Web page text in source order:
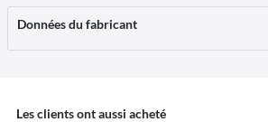
Données du fabricant
Les clients ont aussi acheté